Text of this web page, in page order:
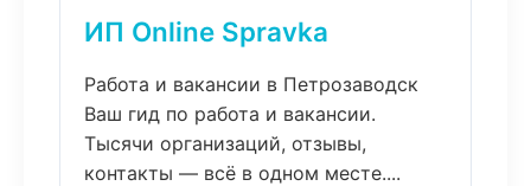
ИП Online Spravka
Работа и вакансии в Петрозаводск
Ваш гид по работа и вакансии.
Тысячи организаций, отзывы,
контакты — всё в одном месте....